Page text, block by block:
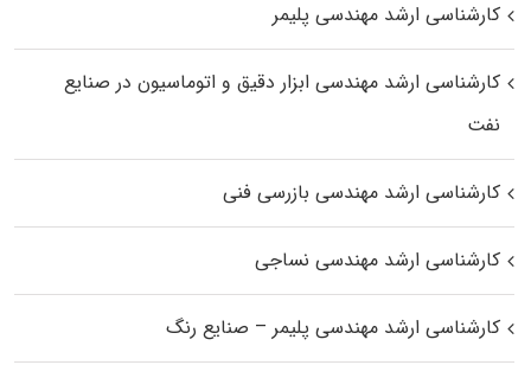
کارشناسی ارشد مهندسی پلیمر
کارشناسی ارشد مهندسی ابزار دقیق و اتوماسیون در صنایع
نفت
کارشناسی ارشد مهندسی بازرسی فنی
کارشناسی ارشد مهندسی نساجی
کارشناسی ارشد مهندسی پلیمر – صنایع رنگ